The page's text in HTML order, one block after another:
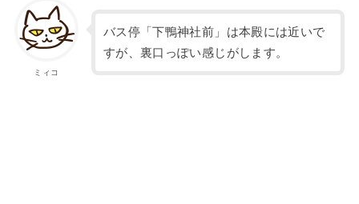
ミィコ
バス停「下鴨神社前」は本殿には近いで
すが、裏口っぽい感じがします。